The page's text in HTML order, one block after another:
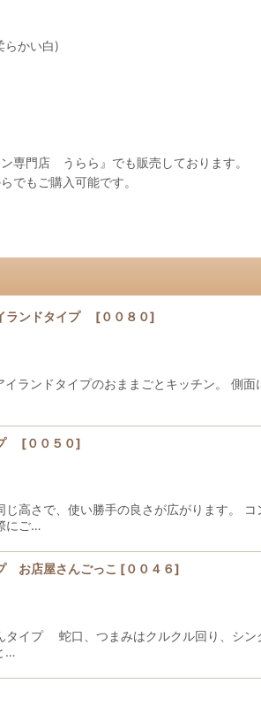
らかい白)
専門店 うらら』でも販売しております。
でもご購入可能です。
ランドタイプ [００８０]
ランドタイプのおままごとキッチン。 側
[００５０]
じ高さで、使い勝手の良さが広がります
にご…
お店屋さんごっこ [００４６]
タイプ 蛇口、つまみはクルクル回り、シ
…